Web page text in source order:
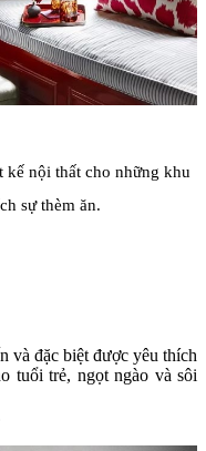
kế nội thất cho những khu
sự thèm ăn.
và đặc biệt được yêu thích
tuổi trẻ, ngọt ngào và sôi